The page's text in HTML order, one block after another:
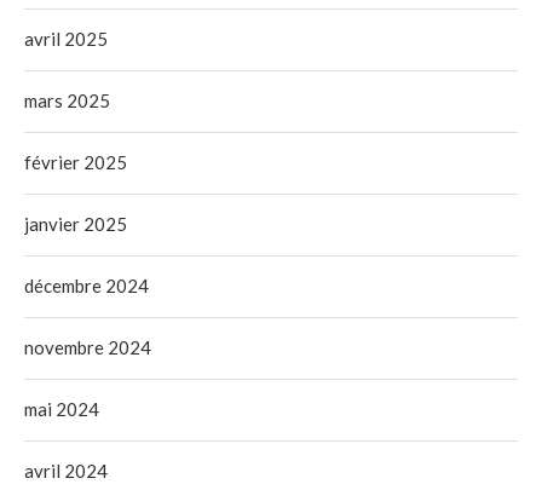
avril 2025
mars 2025
février 2025
janvier 2025
décembre 2024
novembre 2024
mai 2024
avril 2024